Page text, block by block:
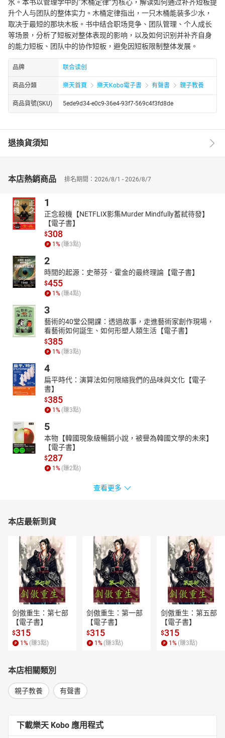
水。本书以管理学中的“木桶定律”为核心，解读如何通过补齐短板提
升个人与团队的整体实力。木桶定律指出，一只木桶能装多少水，
取决于最短的那块木板。书中结合职场竞争、团队管理、个人成长
等场景，分析了短板对整体表现的影响，以及如何识别并补齐自身
的能力短板、团队中的协作短板，避免因短板限制整体发展。
品牌 联合读创
商品分類 樂天首頁 樂天Kobo電子書 有聲書 親子教養
商品貨號(SKU) 5ede9d34-e0c9-36e4-93f7-569c4f3fd8de
退換貨須知
本店熱銷商品 排名期間：2026/8/1 - 2026/8/7
1
正念殺機【NETFLIX影集Murder Mindfully蓄弒待發】
【電子書】
$308
1% (賺3點)
2
時間的起源：史蒂芬．霍金的最終理論【電子書】
$455
1% (賺4點)
3
藝術的40堂公開課：透過故事，走進藝術家創作現場，
看藝術如何誕生、如何形塑人類生活【電子書】
$385
1% (賺3點)
4
扁平時代：演算法如何限縮我們的品味與文化【電子
書】
$385
1% (賺3點)
5
本物【韓國現象級暢銷小說，被譽為韓國文學的未來】
【電子書】
$287
1% (賺2點)
查看更多
本店最新到貨
剑傲重生：第七部
【電子書】
$315
1 % (賺3點)
剑傲重生：第一部
【電子書】
$315
1 % (賺3點)
剑傲重生：第五部
【電子書】
$315
1 % (賺3點)
本店相關類別
親子教養 有聲書
下載樂天 Kobo 應用程式